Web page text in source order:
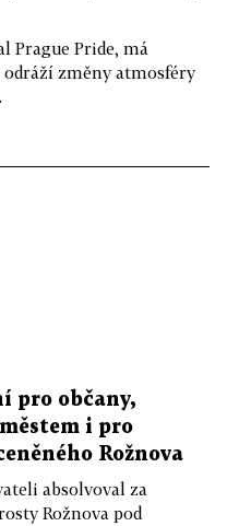
Prague Pride, má
odráží změny atmosféry
pro občany,
i pro
Rožnova
absolvoval za
Rožnova pod